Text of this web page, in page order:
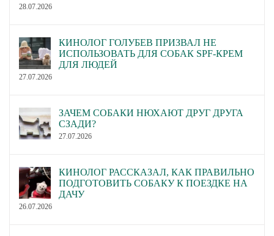
28.07.2026
КИНОЛОГ ГОЛУБЕВ ПРИЗВАЛ НЕ
ИСПОЛЬЗОВАТЬ ДЛЯ СОБАК SPF-КРЕМ
ДЛЯ ЛЮДЕЙ
27.07.2026
ЗАЧЕМ СОБАКИ НЮХАЮТ ДРУГ ДРУГА
СЗАДИ?
27.07.2026
КИНОЛОГ РАССКАЗАЛ, КАК ПРАВИЛЬНО
ПОДГОТОВИТЬ СОБАКУ К ПОЕЗДКЕ НА
ДАЧУ
26.07.2026